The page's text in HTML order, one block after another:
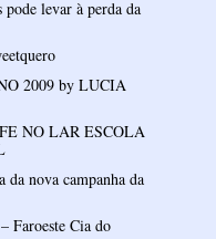
levar à perda da
2009 by LUCIA
NO LAR ESCOLA
nova campanha da
Faroeste Cia do